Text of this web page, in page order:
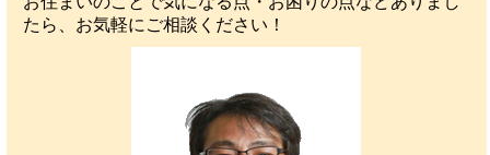
たら、お気軽にご相談ください！